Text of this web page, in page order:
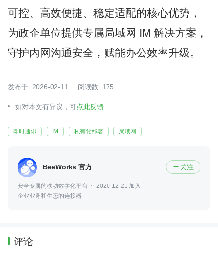
可控、高效便捷、稳定适配的核心优势，
为政企单位提供专属局域网 IM 解决方案，
守护内网沟通安全，赋能办公效率升级。
发布于: 2026-02-11 阅读数: 175
如对本文有异议，可点此反馈
即时通讯 IM 私有化部署 局域网
BeeWorks 官方  关注
安全专属的移动数字化平台
2020-12-21 加入
企业业务和生态的连接器
评论